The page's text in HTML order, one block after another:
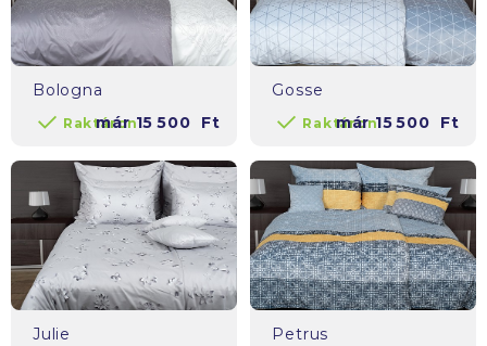
Bologna
Raktáron
már15 500 Ft
Gosse
Raktáron
már15 500 Ft
Julie Petrus